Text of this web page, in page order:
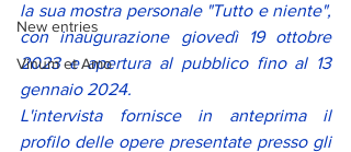
New entries
Vinum et Amo
la sua mostra personale "Tutto e niente",
con inaugurazione giovedì 19 ottobre
2023 e apertura al pubblico fino al 13
gennaio 2024.
L'intervista fornisce in anteprima il
profilo delle opere presentate presso gli